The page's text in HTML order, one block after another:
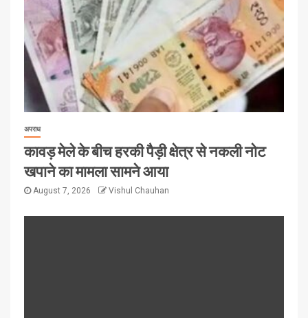
अपराध
कावड़ मेले के बीच हरकी पैड़ी क्षेत्र से नकली नोट
खपाने का मामला सामने आया
August 7, 2026 Vishul Chauhan